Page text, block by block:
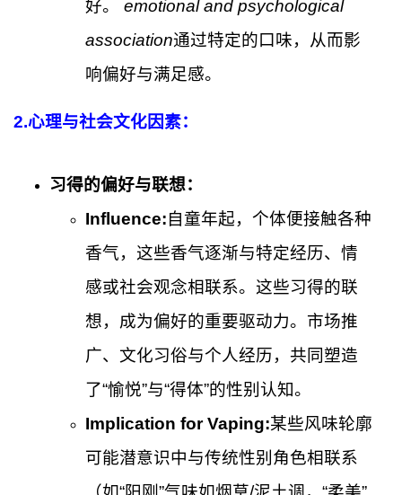
好。 emotional and psychological
association通过特定的口味，从而影
响偏好与满足感。
2.心理与社会文化因素：
习得的偏好与联想：
Influence:自童年起，个体便接触各种
香气，这些香气逐渐与特定经历、情
感或社会观念相联系。这些习得的联
想，成为偏好的重要驱动力。市场推
广、文化习俗与个人经历，共同塑造
了“愉悦”与“得体”的性别认知。
Implication for Vaping:某些风味轮廓
可能潜意识中与传统性别角色相联系